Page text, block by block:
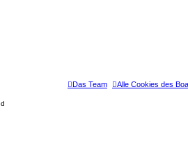
Alle Cookies des
Das Team